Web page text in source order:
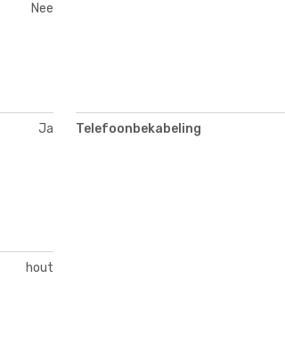
Nee
Ja Telefoonbekabeling
hout